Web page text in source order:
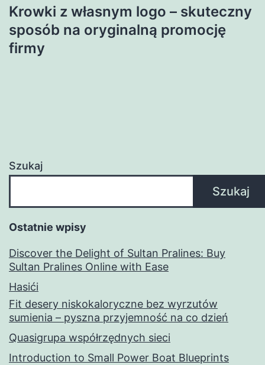
Krowki z własnym logo – skuteczny
sposób na oryginalną promocję
firmy
Szukaj
Szukaj
Ostatnie wpisy
Discover the Delight of Sultan Pralines: Buy
Sultan Pralines Online with Ease
Hasići
Fit desery niskokaloryczne bez wyrzutów
sumienia – pyszna przyjemność na co dzień
Quasigrupa współrzędnych sieci
Introduction to Small Power Boat Blueprints